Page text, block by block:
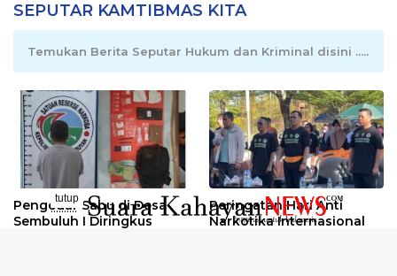
SEPUTAR KAMTIBMAS KITA
Temukan Berita Seputar Hukum dan Kriminal disini .....
Pengedar Sabu di Desa
Sembuluh I Diringkus
Peringatan Hari Anti
Narkotika Internasional
tutup
..........